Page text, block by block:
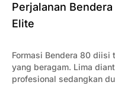
Perjalanan
Elite
Formasi Bendera 80 diisi
yang beragam. Lima
profesional sedangkan